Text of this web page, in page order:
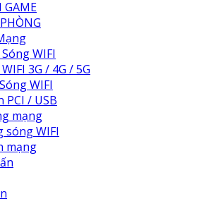
GAME
WIFI
3G / 4G / 5G
WIFI
PCI / USB
mạng
sóng WIFI
mạng